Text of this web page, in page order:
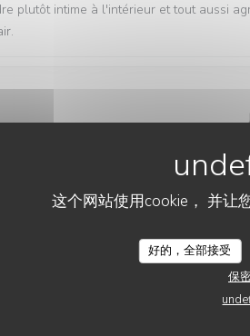
这个网站使用cookie， 并让
好的，全部接受
保
plutôt intime à l'intérieur et tout aussi
avec le poulpe du chef.
par une amie et on a bien fait